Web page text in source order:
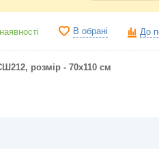
В обрані До
розмір - 70х110 см